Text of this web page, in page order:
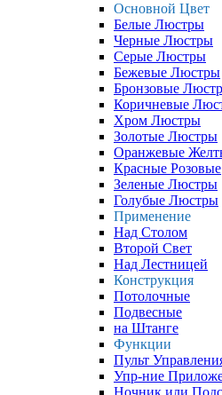
Основной Цвет
Белые Люстры
Черные Люстры
Серые Люстры
Бежевые Люстры
Бронзовые
Коричневые
Хром Люстры
Золотые Люстры
Оранжевые
Красные Розовые
Зеленые Люстры
Голубые Люстры
Применение
Над Столом
Второй Свет
Над Лестницей
Конструкция
Потолочные
Подвесные
на Штанге
Функции
Пульт
Упр-ние
Ночник или